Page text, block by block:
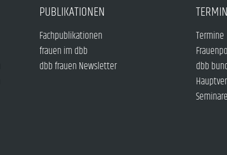
PUBLIKATIONEN
Fachpublikationen
frauen im dbb
dbb frauen Newsletter
Termine
dbb
Seminare